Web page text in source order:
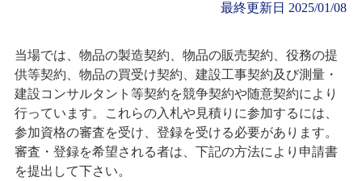
最終更新日 2025/01/08
当場では、物品の製造契約、物品の販売契約、役務の提
供等契約、物品の買受け契約、建設工事契約及び測量・
建設コンサルタント等契約を競争契約や随意契約により
行っています。これらの入札や見積りに参加するには、
参加資格の審査を受け、登録を受ける必要があります。
審査・登録を希望される者は、下記の方法により申請書
を提出して下さい。